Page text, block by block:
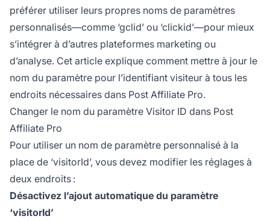
préférer utiliser leurs propres noms de paramètres
personnalisés—comme ‘gclid’ ou ‘clickid’—pour mieux
s’intégrer à d’autres plateformes marketing ou
d’analyse. Cet article explique comment mettre à jour le
nom du paramètre pour l’identifiant visiteur à tous les
endroits nécessaires dans Post Affiliate Pro.
Changer le nom du paramètre Visitor ID dans Post
Affiliate Pro
Pour utiliser un nom de paramètre personnalisé à la
place de ‘visitorId’, vous devez modifier les réglages à
deux endroits :
Désactivez l’ajout automatique du paramètre
‘visitorId’